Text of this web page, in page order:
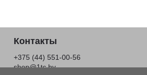
Контакты
+375 (44) 551-00-56
shop@1tc.by